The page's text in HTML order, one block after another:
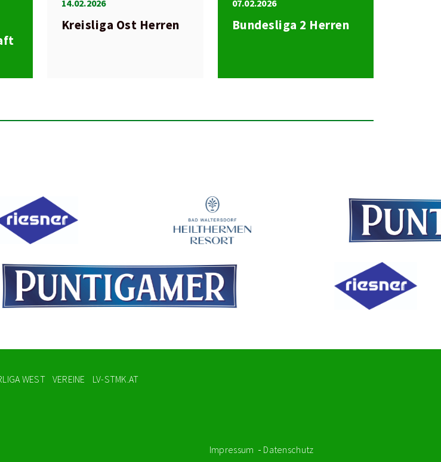
14.02.2026
Kreisliga Ost Herren
07.02.2026
Bundesliga 2 Herren
WEST VEREINE LV-STMK.AT
Impressum Datenschutz